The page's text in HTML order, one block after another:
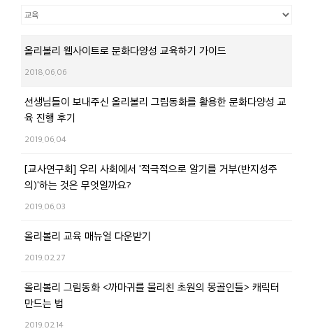
올리볼리 웹사이트로 문화다양성 교육하기 가이드
2018.06.06
선생님들이 보내주신 올리볼리 그림동화를 활용한 문화다양성 교
육 진행 후기
2019.06.04
[교사연구회] 우리 사회에서 '적극적으로 알기를 거부(반지성주
의)'하는 것은 무엇일까요?
2019.06.03
올리볼리 교육 매뉴얼 다운받기
2019.02.27
올리볼리 그림동화 <까마귀를 물리친 초원의 몽골인들> 캐릭터
만드는 법
2019.02.14